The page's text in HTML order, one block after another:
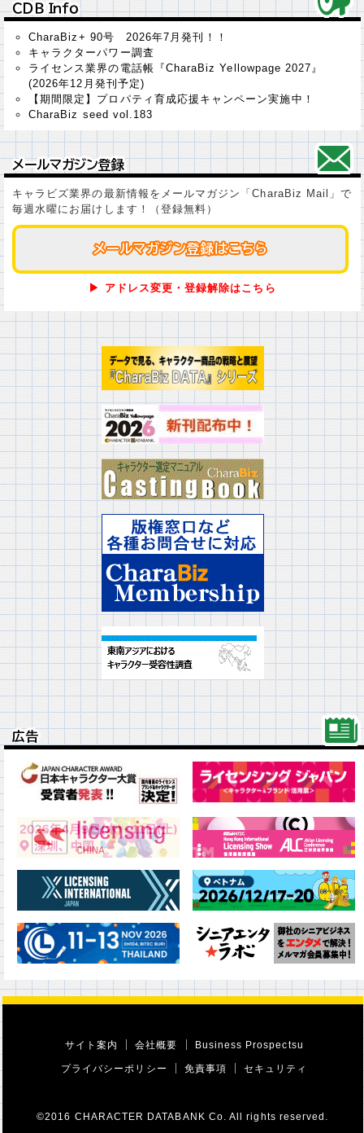
ＣＤＢ Ｉｎｆｏ
ＣＤＢ Ｉｎｆｏ
CharaBiz+ 90号 2026年7月発刊！！
キャラクターパワー調査
ライセンス業界の電話帳『CharaBiz Yellowpage 2027』
(2026年12月発刊予定)
【期間限定】プロパティ育成応援キャンペーン実施中！
CharaBiz seed vol.183
メールマガジン登録
メールマガジン登録
キャラビズ業界の最新情報をメールマガジン「CharaBiz Mail」で
毎週水曜にお届けします！（登録無料）
メールマガジン登録はこちら
メールマガジン登録はこちら
▶ アドレス変更・登録解除はこちら
広告
広告
サイト案内 会社概要 Business Prospectsu
プライバシーポリシー 免責事項 セキュリティ
©2016 CHARACTER DATABANK Co. All rights reserved.